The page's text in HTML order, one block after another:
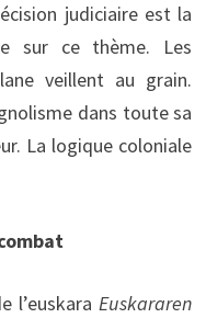
judiciaire est la
sur ce thème. Les
veillent au grain.
dans toute sa
La logique coloniale
l’euskaraEuskararen